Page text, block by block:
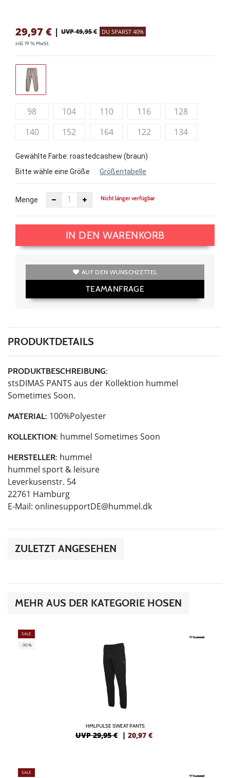
29,97 € | UVP 49,95 € DU SPARST 40%
inkl. 19 % MwSt.
98 104 110 116
128
140
152 164 122 134
Gewählte Farbe: roastedcashew (braun)
Bitte wähle eine Größe
Größentabelle
Menge Nicht länger verfügbar
IN DEN WARENKORB
AUF DEN WUNSCHZETTEL
TEAMANFRAGE
PRODUKTDETAILS
PRODUKTBESCHREIBUNG:
stsDIMAS PANTS aus der Kollektion hummel
Sometimes Soon.
MATERIAL: 100%Polyester
KOLLEKTION: hummel Sometimes Soon
HERSTELLER: hummel
hummel sport & leisure
Leverkusenstr. 54
22761 Hamburg
E-Mail: onlinesupportDE@hummel.dk
ZULETZT ANGESEHEN
MEHR AUS DER KATEGORIE HOSEN
SALE
-30%
HMLPULSE SWEAT PANTS
UVP 29,95 € | 20,97 €
SALE